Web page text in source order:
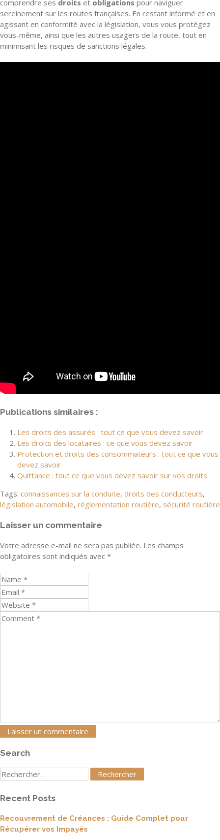
comprendre ses droits et obligations pour naviguer
sereinement sur les routes françaises. En restant informé et en
agissant en conformité avec la législation, vous vous protégez
vous-même, ainsi que les autres usagers de la route, tout en
minimisant les risques de sanctions légales.
Publications similaires :
Les droits des assurés : tout ce que vous devez savoir
Les droits des locataires : ce que vous devez savoir
Protection et droits des consommateurs : tout ce que vous
devez savoir
Quittance : tout ce que vous devez savoir sur vos droits
Tags: connaissances sur la conduite, droits des conducteurs,
législation automobile, réglementation routière, sécurité routière
Laisser un commentaire
Votre adresse e-mail ne sera pas publiée. Les champs
obligatoires sont indiqués avec *
Search
Rechercher
Recent Posts
Recouvrement de Créances : Guide Complet pour
Récupérer vos Impayés